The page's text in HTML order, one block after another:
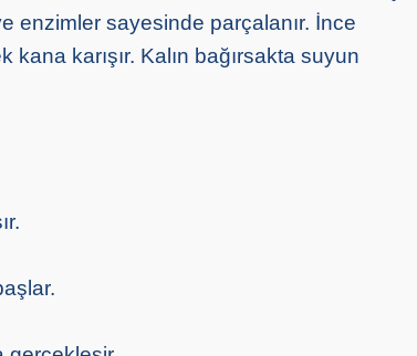
enzimler sayesinde parçalanır. İnce
karışır. Kalın bağırsakta suyun